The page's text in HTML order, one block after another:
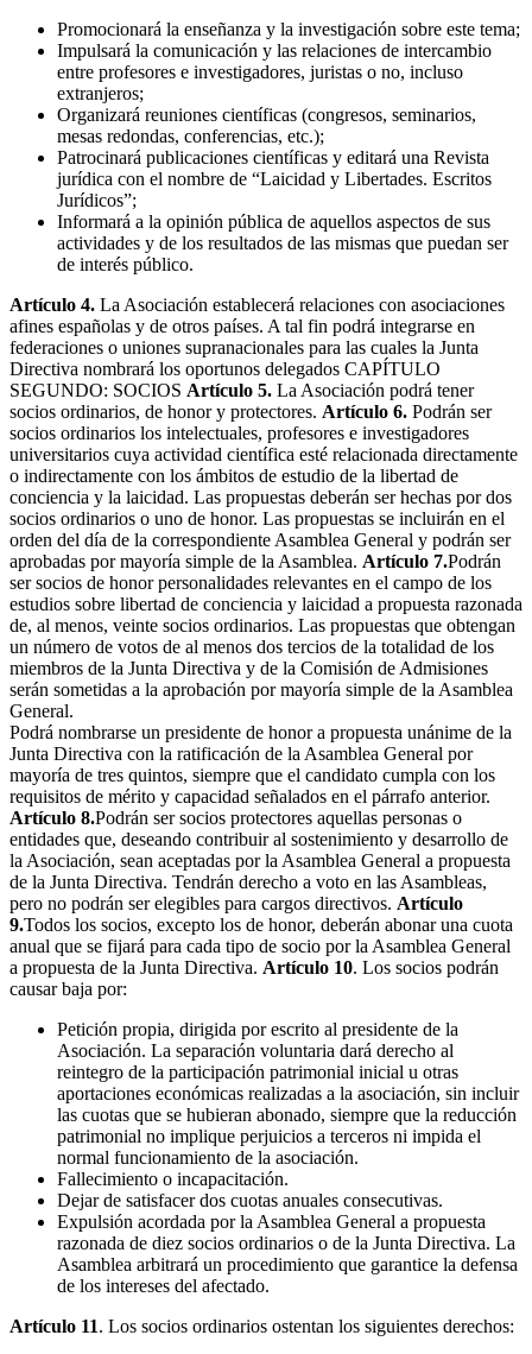
Promocionará la enseñanza y la investigación sobre este tema;
Impulsará la comunicación y las relaciones de intercambio
entre profesores e investigadores, juristas o no, incluso
extranjeros;
Organizará reuniones científicas (congresos, seminarios,
mesas redondas, conferencias, etc.);
Patrocinará publicaciones científicas y editará una Revista
jurídica con el nombre de “Laicidad y Libertades. Escritos
Jurídicos”;
Informará a la opinión pública de aquellos aspectos de sus
actividades y de los resultados de las mismas que puedan ser
de interés público.
Artículo 4. La Asociación establecerá relaciones con asociaciones
afines españolas y de otros países. A tal fin podrá integrarse en
federaciones o uniones supranacionales para las cuales la Junta
Directiva nombrará los oportunos delegados CAPÍTULO
SEGUNDO: SOCIOS Artículo 5. La Asociación podrá tener
socios ordinarios, de honor y protectores. Artículo 6. Podrán ser
socios ordinarios los intelectuales, profesores e investigadores
universitarios cuya actividad científica esté relacionada directamente
o indirectamente con los ámbitos de estudio de la libertad de
conciencia y la laicidad. Las propuestas deberán ser hechas por dos
socios ordinarios o uno de honor. Las propuestas se incluirán en el
orden del día de la correspondiente Asamblea General y podrán ser
aprobadas por mayoría simple de la Asamblea. Artículo 7.Podrán
ser socios de honor personalidades relevantes en el campo de los
estudios sobre libertad de conciencia y laicidad a propuesta razonada
de, al menos, veinte socios ordinarios. Las propuestas que obtengan
un número de votos de al menos dos tercios de la totalidad de los
miembros de la Junta Directiva y de la Comisión de Admisiones
serán sometidas a la aprobación por mayoría simple de la Asamblea
General.
Podrá nombrarse un presidente de honor a propuesta unánime de la
Junta Directiva con la ratificación de la Asamblea General por
mayoría de tres quintos, siempre que el candidato cumpla con los
requisitos de mérito y capacidad señalados en el párrafo anterior.
Artículo 8.Podrán ser socios protectores aquellas personas o
entidades que, deseando contribuir al sostenimiento y desarrollo de
la Asociación, sean aceptadas por la Asamblea General a propuesta
de la Junta Directiva. Tendrán derecho a voto en las Asambleas,
pero no podrán ser elegibles para cargos directivos. Artículo
9.Todos los socios, excepto los de honor, deberán abonar una cuota
anual que se fijará para cada tipo de socio por la Asamblea General
a propuesta de la Junta Directiva. Artículo 10. Los socios podrán
causar baja por:
Petición propia, dirigida por escrito al presidente de la
Asociación. La separación voluntaria dará derecho al
reintegro de la participación patrimonial inicial u otras
aportaciones económicas realizadas a la asociación, sin incluir
las cuotas que se hubieran abonado, siempre que la reducción
patrimonial no implique perjuicios a terceros ni impida el
normal funcionamiento de la asociación.
Fallecimiento o incapacitación.
Dejar de satisfacer dos cuotas anuales consecutivas.
Expulsión acordada por la Asamblea General a propuesta
razonada de diez socios ordinarios o de la Junta Directiva. La
Asamblea arbitrará un procedimiento que garantice la defensa
de los intereses del afectado.
Artículo 11. Los socios ordinarios ostentan los siguientes derechos: